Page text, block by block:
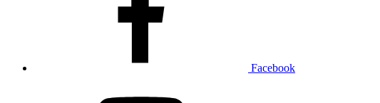
Facebook